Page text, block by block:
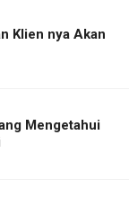
Klien nya Akan
Mengetahui